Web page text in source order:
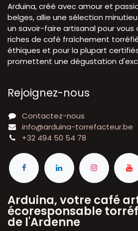
Arduina, créé avec amour et
belges, allie une sélection
un savoir-faire artisanal pour vous
riches de café fraîchement
éthiques et pour la plupart
promettent une dégustation
Rejoignez-nous
Contactez-nous
info@arduina-torrefacteur.be
+32 494 50 54 78
Arduina, votre café
écoresponsable
de l'Ardenne